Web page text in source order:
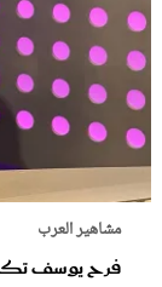
مشاهير العرب
فرح يوسف